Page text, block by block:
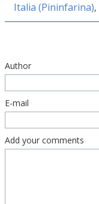
Italia (Pininfarina),
Author
E-mail
Add your comments